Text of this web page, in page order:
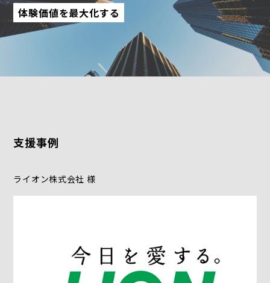
体験価値を最大化する
支援事例
ライオン株式会社 様